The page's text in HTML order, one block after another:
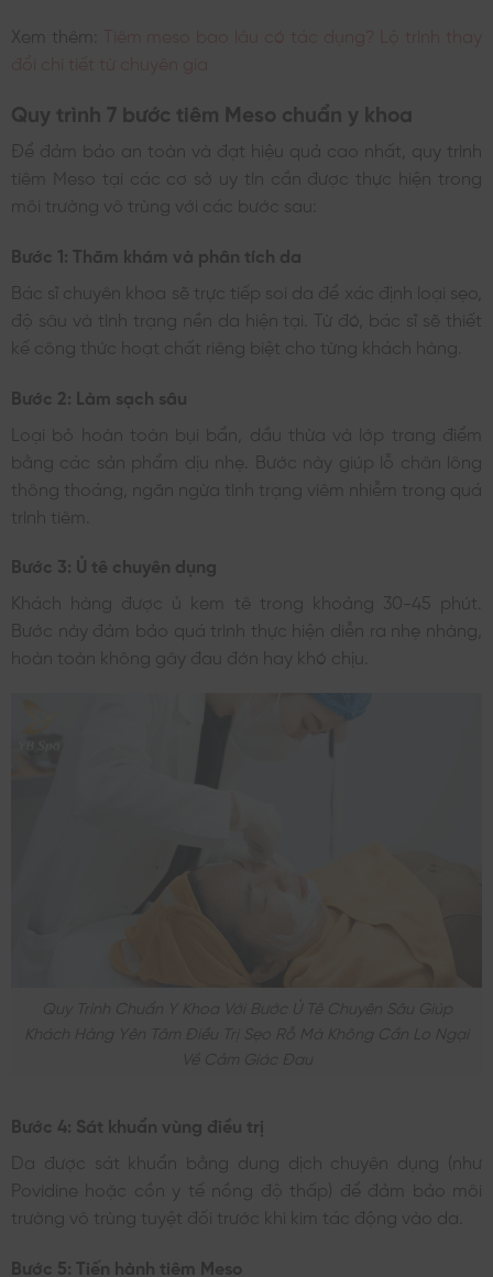
Xem thêm:
Quy trình 7 bước tiêm Meso chuẩn y khoa
Để đảm bảo an toàn và đạt hiệu quả cao nhất, quy trình
tiêm Meso tại các cơ sở uy tín cần được thực hiện trong
môi trường vô trùng với các bước sau:
Bước 1: Thăm khám và phân tích da
Bác sĩ chuyên khoa sẽ trực tiếp soi da để xác định loại sẹo,
độ sâu và tình trạng nền da hiện tại. Từ đó, bác sĩ sẽ thiết
kế công thức hoạt chất riêng biệt cho từng khách hàng.
Bước 2: Làm sạch sâu
Loại bỏ hoàn toàn bụi bẩn, dầu thừa và lớp trang điểm
bằng các sản phẩm dịu nhẹ. Bước này giúp lỗ chân lông
thông thoáng, ngăn ngừa tình trạng viêm nhiễm trong quá
trình tiêm.
Bước 3: Ủ tê chuyên dụng
Khách hàng được ủ kem tê trong khoảng 30-45 phút.
Bước này đảm bảo quá trình thực hiện diễn ra nhẹ nhàng,
hoàn toàn không gây đau đớn hay khó chịu.
Quy Trình Chuẩn Y Khoa Với Bước Ủ Tê Chuyên Sâu Giúp
Khách Hàng Yên Tâm Điều Trị Sẹo Rỗ Mà Không Cần Lo Ngại
Về Cảm Giác Đau
Bước 4: Sát khuẩn vùng điều trị
Da được sát khuẩn bằng dung dịch chuyên dụng (như
Povidine hoặc cồn y tế nồng độ thấp) để đảm bảo môi
trường vô trùng tuyệt đối trước khi kim tác động vào da.
Bước 5: Tiến hành tiêm Meso